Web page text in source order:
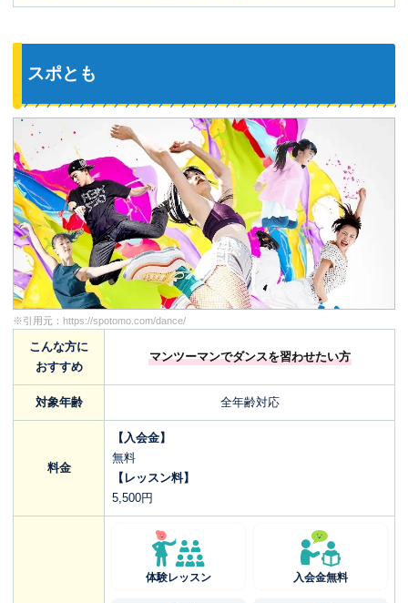
スポとも
※引用元： https://spotomo.com/dance/
こんな方に
おすすめ
マンツーマンでダンスを習わせたい方
対象年齢 全年齢対応
料金
【入会金】
無料
【レッスン料】
5,500円
体験レッスン 入会金無料